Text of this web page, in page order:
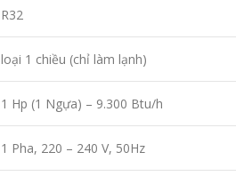
R32
loại 1 chiều (chỉ làm lạnh)
1 Hp (1 Ngựa) – 9.300 Btu/h
1 Pha, 220 – 240 V, 50Hz